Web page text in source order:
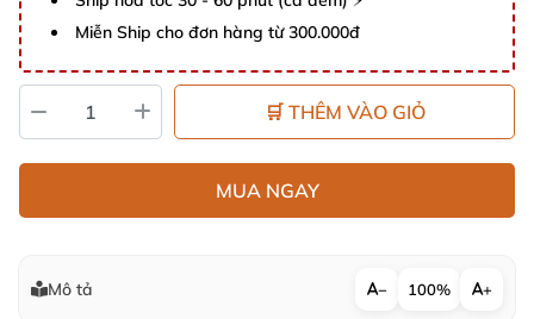
Miễn Ship cho đơn hàng từ 300.000đ
🛒 THÊM VÀO GIỎ
MUA NGAY
Mô tả − 100% +